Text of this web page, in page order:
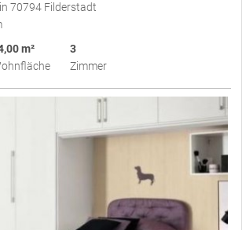
70794 Filderstadt
m²
3
Zimmer